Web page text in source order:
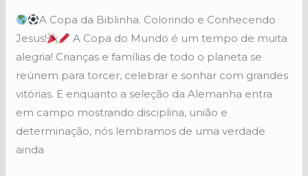
A Copa da Biblinha. Colorindo e Conhecendo
Jesus!
A Copa do Mundo é um tempo de muita
alegria! Crianças e famílias de todo o planeta se
reúnem para torcer, celebrar e sonhar com grandes
vitórias. E enquanto a seleção da Alemanha entra
em campo mostrando disciplina, união e
determinação, nós lembramos de uma verdade
ainda